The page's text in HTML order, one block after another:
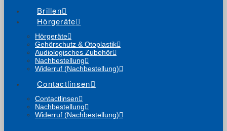
Brillen
Hörgeräte
Hörgeräte
Gehörschutz & Otoplastik
Audiologisches Zubehör
Nachbestellung
Widerruf (Nachbestellung)
Contactlinsen
Contactlinsen
Nachbestellung
Widerruf (Nachbestellung)